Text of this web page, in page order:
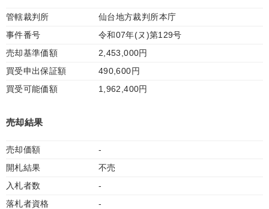
管轄裁判所
仙台地方裁判所本庁
事件番号
令和07年(ヌ)第129号
売却基準価額
2,453,000円
買受申出保証額
490,600円
買受可能価額
1,962,400円
売却結果
売却価額
-
開札結果
不売
入札者数
-
落札者資格
-